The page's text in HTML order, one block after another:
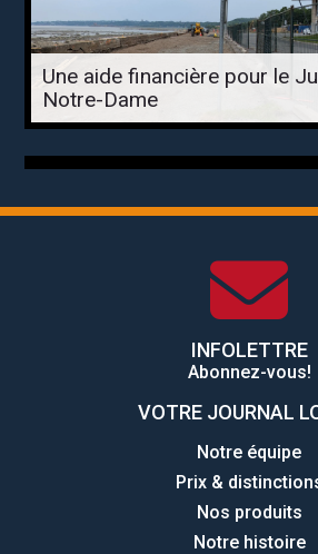
Une aide financière pour le
Notre-Dame
INFOLETTRE
Abonnez-vous!
VOTRE JOURNAL
Notre équipe
Prix &
Nos produits
Notre histoire